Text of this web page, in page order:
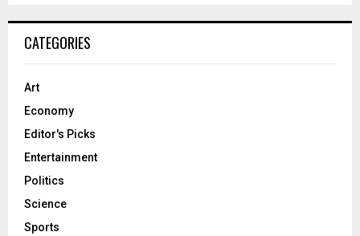
CATEGORIES
Art
Economy
Editor's Picks
Entertainment
Politics
Science
Sports